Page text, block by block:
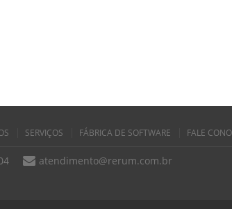
SERVIÇOS FÁBRICA DE SOFTWARE FALE
atendimento@rerum.com.br